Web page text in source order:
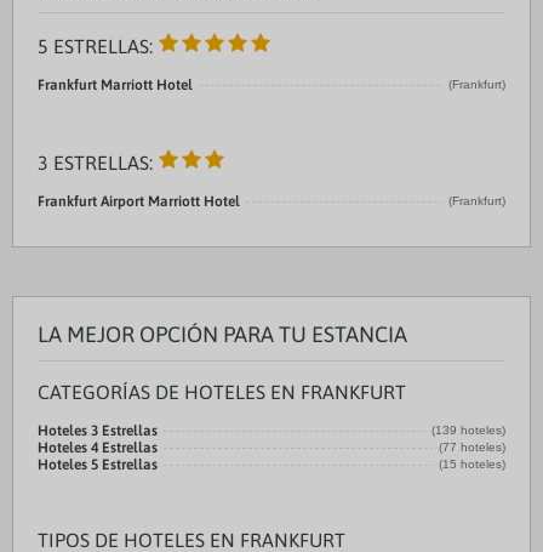
5 ESTRELLAS:
Frankfurt Marriott Hotel (Frankfurt)
3 ESTRELLAS:
Frankfurt Airport Marriott Hotel (Frankfurt)
LA MEJOR OPCIÓN PARA TU ESTANCIA
CATEGORÍAS DE HOTELES EN FRANKFURT
Hoteles 3 Estrellas (139 hoteles)
Hoteles 4 Estrellas (77 hoteles)
Hoteles 5 Estrellas (15 hoteles)
TIPOS DE HOTELES EN FRANKFURT